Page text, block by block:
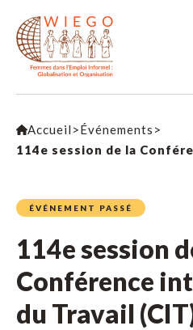
Accueil >Événements >
ÉVÉNEMENT PASSÉ
114e session
Conférence
du Travail